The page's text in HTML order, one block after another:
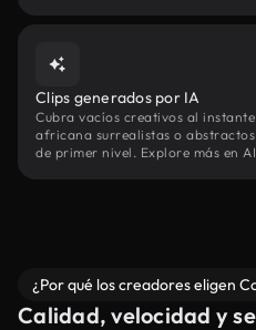
Clips generados por IA
Cubra vacíos creativos al
africana surrealistas o
de primer nivel. Explore más en
¿Por qué los creadores eligen
Calidad, velocidad y